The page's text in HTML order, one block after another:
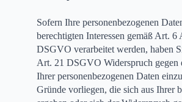
Sofern Ihre personenbezogenen
berechtigten Interessen gemäß Art.
DSGVO verarbeitet werden, haben
Art. 21 DSGVO Widerspruch gegen
Ihrer personenbezogenen Daten
Gründe vorliegen, die sich aus Ihrer